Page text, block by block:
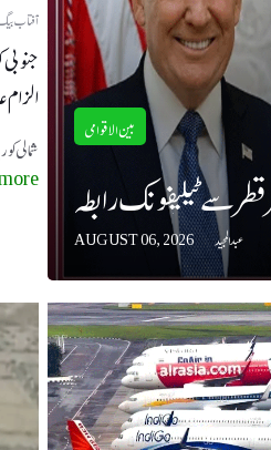
بین الاقوامی
سے ٹیلیفونک رابطہ
عبدالمجید AUGUST 06, 2026
آفتاب
الزام
شمالی